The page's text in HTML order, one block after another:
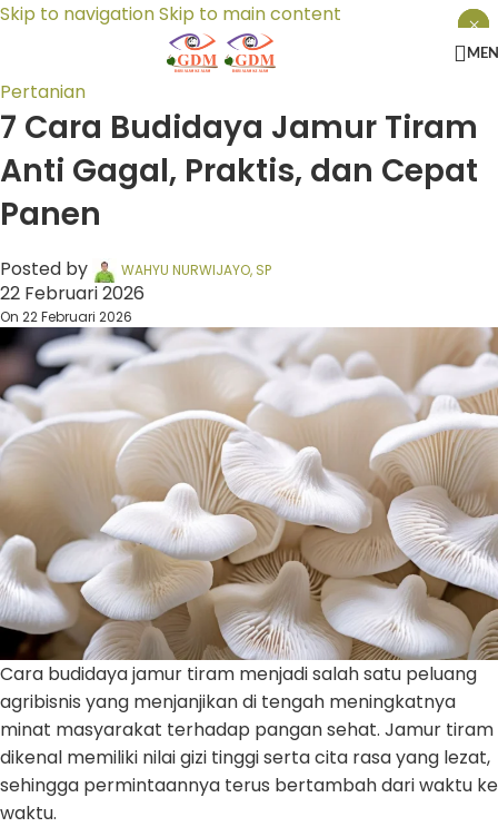
Skip to navigationSkip to main content
Pertanian
7 Cara Budidaya Jamur Tiram
Anti Gagal, Praktis, dan Cepat
Panen
Posted by WAHYU NURWIJAYO, SP
22 Februari 2026
On 22 Februari 2026
Cara budidaya jamur tiram menjadi salah satu peluang
agribisnis yang menjanjikan di tengah meningkatnya
minat masyarakat terhadap pangan sehat. Jamur tiram
dikenal memiliki nilai gizi tinggi serta cita rasa yang lezat,
sehingga permintaannya terus bertambah dari waktu ke
waktu.
×
×
×